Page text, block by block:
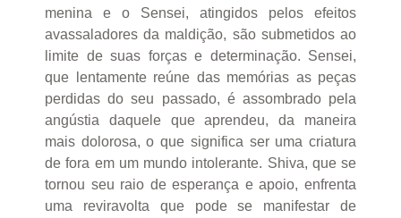
menina e o Sensei, atingidos pelos efeitos
avassaladores da maldição, são submetidos ao
limite de suas forças e determinação. Sensei,
que lentamente reúne das memórias as peças
perdidas do seu passado, é assombrado pela
angústia daquele que aprendeu, da maneira
mais dolorosa, o que significa ser uma criatura
de fora em um mundo intolerante. Shiva, que se
tornou seu raio de esperança e apoio, enfrenta
uma reviravolta que pode se manifestar de